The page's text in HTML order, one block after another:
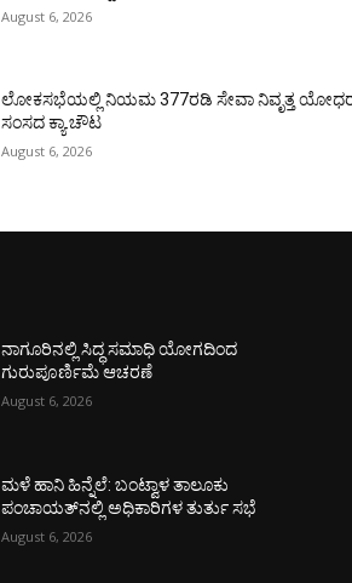
August 6, 2026
ಲೋಕಸಭೆಯಲ್ಲಿ ನಿಯಮ 377ರಡಿ ಸೇವಾ ನಿವೃತ್ತ
ಸಂಸದ ಕ್ಯಾ.ಚೌಟ
August 6, 2026
ನಾಗೂರಿನಲ್ಲಿ ಸಿದ್ಧ ಸಮಾಧಿ ಯೋಗದಿಂದ
ಗುರುಪೂರ್ಣಿಮೆ ಆಚರಣೆ
August 6, 2026
ಮಳೆ ಹಾನಿ ಹಿನ್ನೆಲೆ: ಬಂಟ್ವಾಳ ತಾಲೂಕು
ಪಂಚಾಯತ್‌ನಲ್ಲಿ ಅಧಿಕಾರಿಗಳ ತುರ್ತು ಸಭೆ
August 6, 2026